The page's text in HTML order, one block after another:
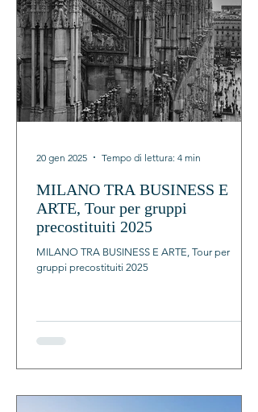
MILANO TRA BUSINESS E
ARTE, Tour per gruppi
precostituiti 2025
MILANO TRA BUSINESS E ARTE, Tour per
gruppi precostituiti 2025
20 gen 2025 Tempo di lettura: 4 min